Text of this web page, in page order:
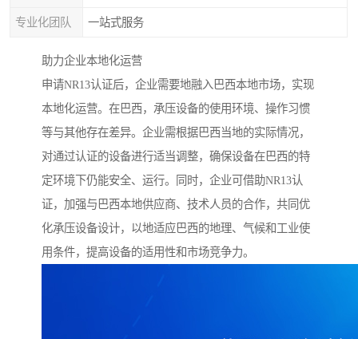
专业化团队 一站式服务
助力企业本地化运营
申请NR13认证后，企业需要地融入巴西本地市场，实现
本地化运营。在巴西，承压设备的使用环境、操作习惯
等与其他存在差异。企业需根据巴西当地的实际情况，
对通过认证的设备进行适当调整，确保设备在巴西的特
定环境下仍能安全、运行。同时，企业可借助NR13认
证，加强与巴西本地供应商、技术人员的合作，共同优
化承压设备设计，以地适应巴西的地理、气候和工业使
用条件，提高设备的适用性和市场竞争力。